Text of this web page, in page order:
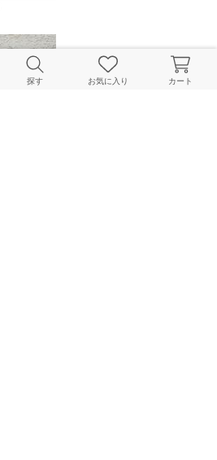
探す お気に入り カート